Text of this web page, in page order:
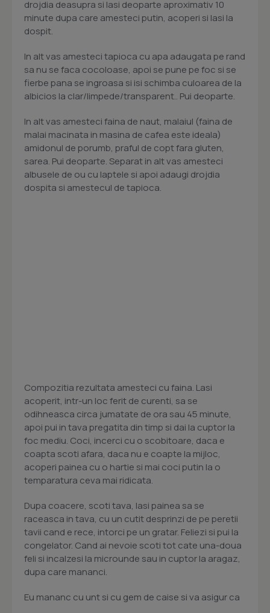
drojdia deasupra si lasi deoparte aproximativ 10
minute dupa care amesteci putin, acoperi si lasi la
dospit.
In alt vas amesteci tapioca cu apa adaugata pe rand
sa nu se faca cocoloase, apoi se pune pe foc si se
fierbe pana se ingroasa si isi schimba culoarea de la
albicios la clar/limpede/transparent.. Pui deoparte.
In alt vas amesteci faina de naut, malaiul (faina de
malai macinata in masina de cafea este ideala)
amidonul de porumb, praful de copt fara gluten,
sarea. Pui deoparte. Separat in alt vas amesteci
albusele de ou cu laptele si apoi adaugi drojdia
dospita si amestecul de tapioca.
Compozitia rezultata amesteci cu faina. Lasi
acoperit, intr-un loc ferit de curenti, sa se
odihneasca circa jumatate de ora sau 45 minute,
apoi pui in tava pregatita din timp si dai la cuptor la
foc mediu. Coci, incerci cu o scobitoare, daca e
coapta scoti afara, daca nu e coapte la mijloc,
acoperi painea cu o hartie si mai coci putin la o
temparatura ceva mai ridicata.
Dupa coacere, scoti tava, lasi painea sa se
raceasca in tava, cu un cutit desprinzi de pe peretii
tavii cand e rece, intorci pe un gratar. Feliezi si pui la
congelator. Cand ai nevoie scoti tot cate una-doua
feli si incalzesi la microunde sau in cuptor la aragaz,
dupa care mananci.
Eu mananc cu unt si cu gem de caise si va asigur ca